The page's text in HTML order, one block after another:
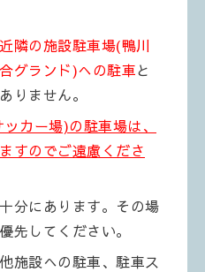
隣の施設駐車場(鴨川
グランド)への駐車と
りません。
カー場)の駐車場は、
すのでご遠慮くださ
分にあります。その場
先してください。
施設への駐車、駐車ス